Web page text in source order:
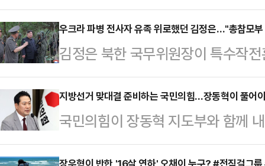
커지고 야당과의 대치 국면까지 겹
더십이 정치적 시험대에 서게 됐다.
팀' 기조는 유지하되, 강경 입법 노
과의 조율이 …
우크라 파병 전사자 유족 위로했던 김정은…"총참모
김정은 북한 국무위원장이 특수작
실전적 훈련 등을 강조했다. 이는
원들에게 국가표창을 수여하며 대
방문이다.28일 조선중앙통신은 김
수작전훈련기지를 방문해 저격수
지방선거 맞대결 준비하는 국민의힘…장동혁이 풀어
국민의힘이 장동혁 지도부와 함께
혁 대표는 빠른 시일내에 지방선거